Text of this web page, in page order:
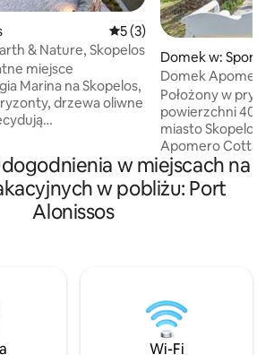
Średnia ocena: 5 na 5,
5 (3)
& Nature, Skopelos
miejsce
Marina na Skopelos,
drzewa oliwne
i elegancji, wtapia się
widokiem
Spędzaj dni przy
rozkoszując się
lub ciesz się
i ciszy.
Domek w:
Domek Apomero
Położony w
powierzchni 4000
miasto Skopelos i
Apomero
odosobnienie
spacerem od
w okresie
kuchnią i jadalnią.
warzywny to
w miejscach na
w pobliżu: Port
Alonissos
Wi-Fi